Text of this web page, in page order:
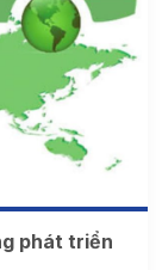
phát triển